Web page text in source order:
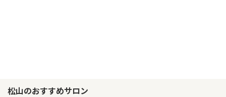
松山のおすすめサロン